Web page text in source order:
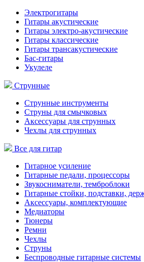
Электрогитары
Гитары акустические
Гитары электро-акустические
Гитары классические
Гитары трансакустические
Бас-гитары
Укулеле
Струнные
Струнные инструменты
Струны для смычковых
Аксессуары для струнных
Чехлы для струнных
Все для гитар
Гитарное усиление
Гитарные педали, процессоры
Звукосниматели, темброблоки
Гитарные стойки, подставки,
Аксессуары, комплектующие
Медиаторы
Тюнеры
Ремни
Чехлы
Струны
Беспроводные гитарные системы